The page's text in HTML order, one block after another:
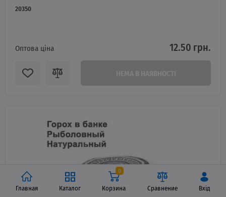
Главная Каталог Корзина
0
Сравнение Вхід
20350
Оптова ціна 12.50 грн.